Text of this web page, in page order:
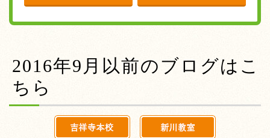
2016年9月以前のブログはこ
ちら